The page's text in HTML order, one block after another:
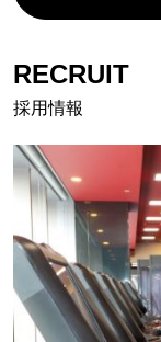
RECRUIT
採用情報